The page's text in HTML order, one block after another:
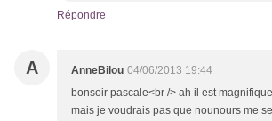
Répondre
A AnneBilou 04/06/2013 19:44
bonsoir pascale<br /> ah il est
mais je voudrais pas que nounours me